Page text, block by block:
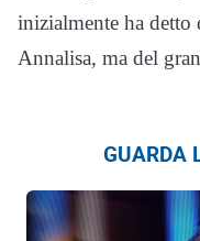
inizialmente ha detto
Annalisa, ma del
GUARDA